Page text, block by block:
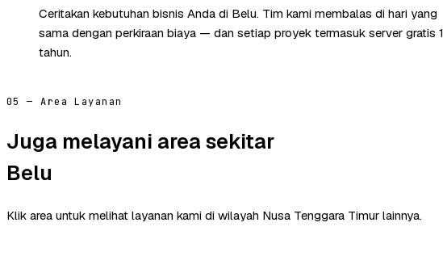
Ceritakan kebutuhan bisnis Anda di Belu. Tim kami membalas di hari yang
sama dengan perkiraan biaya — dan setiap proyek termasuk server gratis 1
tahun.
05 — Area Layanan
Juga melayani area sekitar
Belu
Klik area untuk melihat layanan kami di wilayah Nusa Tenggara Timur lainnya.